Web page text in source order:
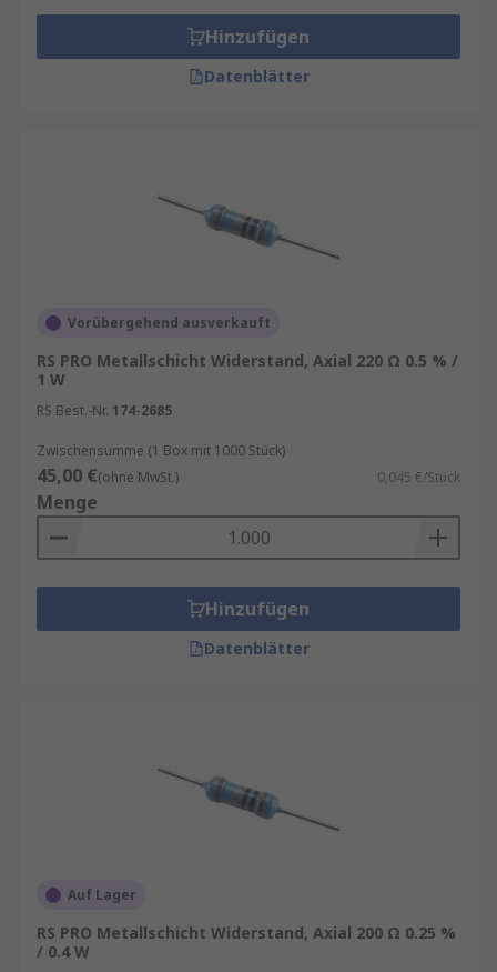
Hinzufügen
Datenblätter
Vorübergehend ausverkauft
RS PRO Metallschicht Widerstand, Axial 220 Ω 0.5 % /
1 W
RS Best.-Nr. 174-2685
Zwischensumme (1 Box mit 1000 Stück)
45,00 €(ohne MwSt.) 0,045 €/Stück
Menge
Hinzufügen
Datenblätter
Auf Lager
RS PRO Metallschicht Widerstand, Axial 200 Ω 0.25 %
/ 0.4 W